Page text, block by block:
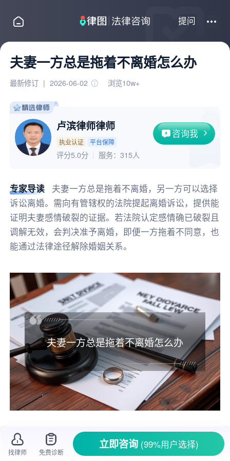
提问
夫妻一方总是拖着不离婚怎么办
最新修订 | 2026-06-02 浏览10w+
卢滨律师律师
执业认证 平台保障
咨询我
评分5.0分 服务： 315人
专家导读
夫妻一方总是拖着不离婚，另一方可以选择
诉讼离婚。需向有管辖权的法院提起离婚诉讼，提供能
证明夫妻感情破裂的证据。若法院认定感情确已破裂且
调解无效，会判决准予离婚，即便一方拖着不同意，也
能通过法律途径解除婚姻关系。
夫妻一方总是拖着不离婚怎么办
在婚姻生活里，有些夫妻走着走着感情就淡
了，其中一方想结束这段婚姻，开启新的生活，
找律师 免费诊断
立即咨询 (99%用户选择)